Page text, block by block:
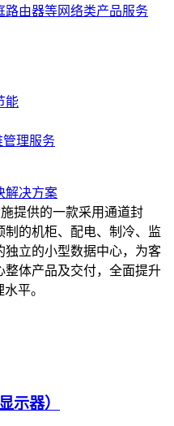
路由器等网络类产品服务
能
理服务
解决方案
提供的一款采用通道封
制的机柜、配电、制冷、监
独立的小型数据中心，为客
整体产品及交付，全面提升
平。
示器）